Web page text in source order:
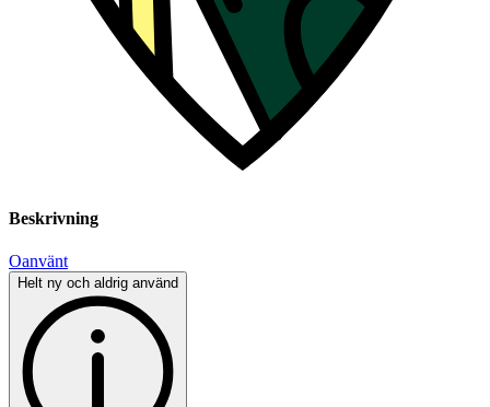
Beskrivning
Oanvänt
Helt ny och aldrig använd